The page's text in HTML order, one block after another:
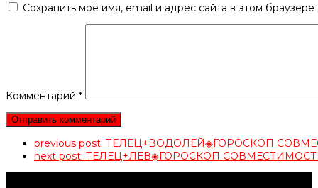
Сохранить моё имя, email и адрес сайта в этом
Комментарий *
previous post: ТЕЛЕЦ+ВОДОЛЕЙ◈ГОРОСКОП
next post: ТЕЛЕЦ+ЛЕВ◈ГОРОСКОП